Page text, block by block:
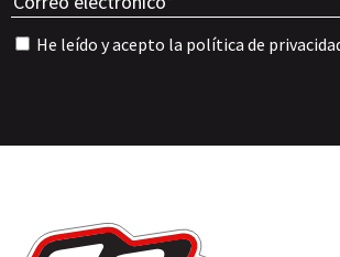
He leído y acepto la política de